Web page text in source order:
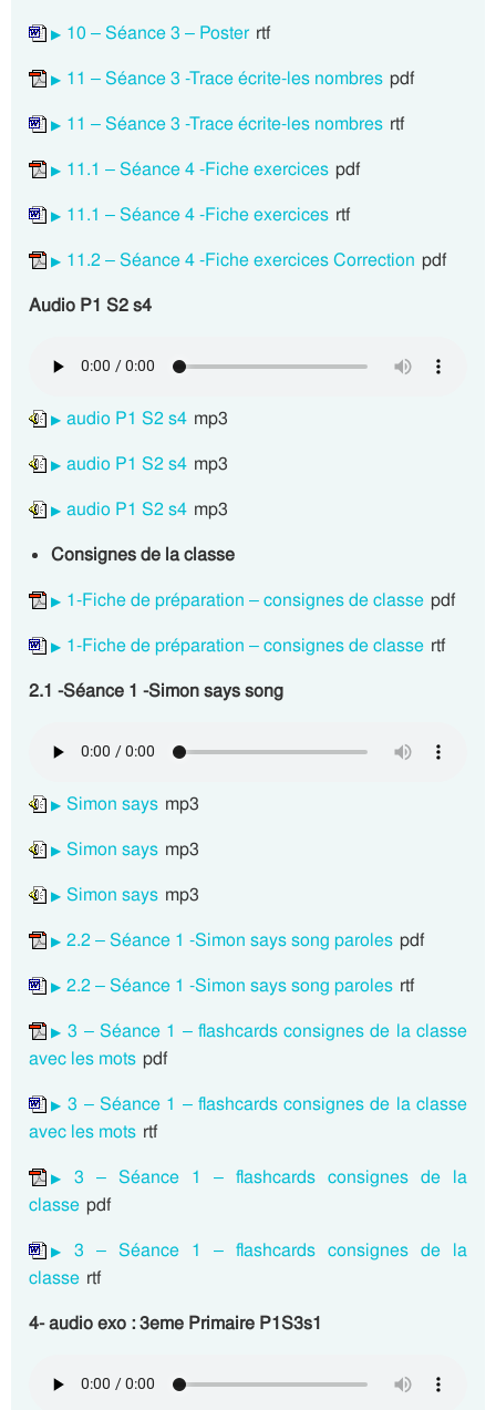
10 – Séance 3 – Poster rtf
11 – Séance 3 -Trace écrite-les nombres pdf
11 – Séance 3 -Trace écrite-les nombres rtf
11.1 – Séance 4 -Fiche exercices pdf
11.1 – Séance 4 -Fiche exercices rtf
11.2 – Séance 4 -Fiche exercices Correction pdf
Audio P1 S2 s4
audio P1 S2 s4 mp3
audio P1 S2 s4 mp3
audio P1 S2 s4 mp3
Consignes de la classe
1-Fiche de préparation – consignes de classe pdf
1-Fiche de préparation – consignes de classe rtf
2.1 -Séance 1 -Simon says song
Simon says mp3
Simon says mp3
Simon says mp3
2.2 – Séance 1 -Simon says song paroles pdf
2.2 – Séance 1 -Simon says song paroles rtf
3 – Séance 1 – flashcards consignes de la classe
avec les mots pdf
3 – Séance 1 – flashcards consignes de la classe
avec les mots rtf
3 – Séance 1 – flashcards consignes de la
classe pdf
3 – Séance 1 – flashcards consignes de la
classe rtf
4- audio exo : 3eme Primaire P1S3s1